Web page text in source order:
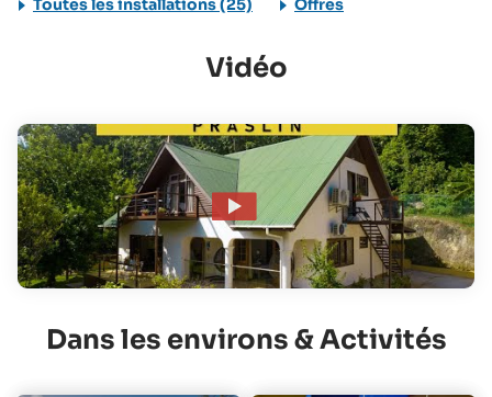
Toutes les installations (25) Offres
Vidéo
Dans les environs & Activités